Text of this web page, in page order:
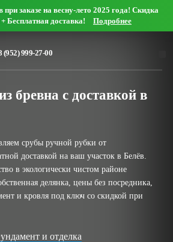
Сруб дома 6х6
Сруб дома 7х7
Сруб дома 8х8
Сруб дома 9х9
Сруб дома 11х11
заказе на весну-лето 2025 года! Скидка
Бесплатная доставка!
Подробнее
(952) 999-27-00
бревна с доставкой в
срубы ручной рубки от
доставкой на ваш участок в Белёв.
в экологически чистом районе
делянка, цены без посредника,
и кровля под ключ со скидкой при
и отделка